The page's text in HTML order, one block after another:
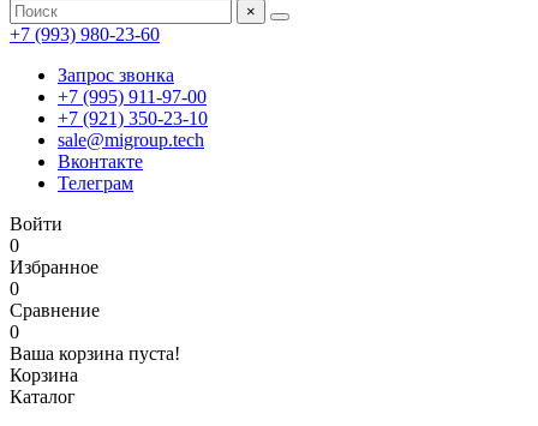
×
+7 (993) 980-23-60
Запрос звонка
+7 (995) 911-97-00
+7 (921) 350-23-10
sale@migroup.tech
Вконтакте
Телеграм
Войти
0
Избранное
0
Сравнение
0
Ваша корзина пуста!
Корзина
Каталог